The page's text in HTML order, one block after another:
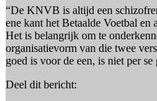
“De KNVB is altijd een
ene kant het Betaalde Voetbal en
Het is belangrijk om te
organisatievorm van die twee
goed is voor de een, is niet per
Deel dit bericht: